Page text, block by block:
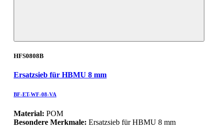
HFS0808B
Ersatzsieb für HBMU 8 mm
BF-ET-WF-08-VA
Material: POM
Besondere Merkmale: Ersatzsieb für HBMU 8 mm